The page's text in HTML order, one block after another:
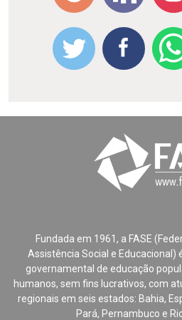
Fundada em 1961, a FASE
Assistência Social e Educacional)
governamental de educação
humanos, sem fins lucrativos, com
regionais em seis estados: Bahia,
Pará, Pernambuco e